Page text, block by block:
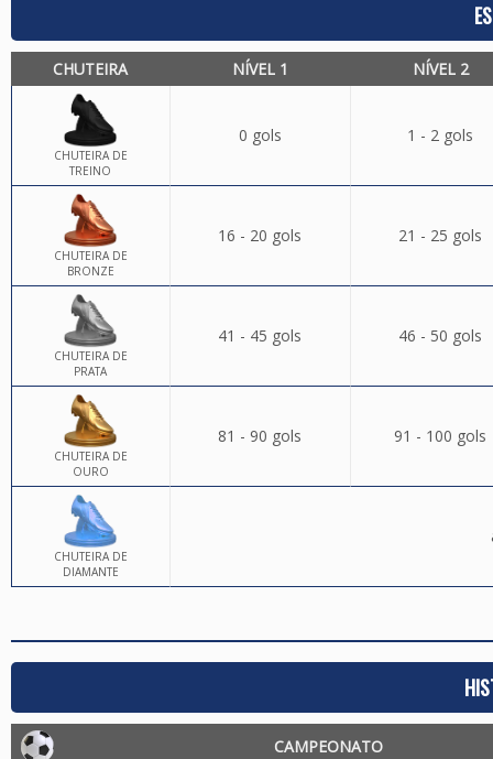
CHUTEIRA NÍVEL 1 NÍVEL 2
CHUTEIRA DE
TREINO
0 gols 1 - 2 gols
CHUTEIRA DE
BRONZE
16 - 20 gols 21 - 25 gols
CHUTEIRA DE
PRATA
41 - 45 gols 46 - 50 gols
CHUTEIRA DE
OURO
81 - 90 gols 91 - 100 gols
CHUTEIRA DE
DIAMANTE
CAMPEONATO